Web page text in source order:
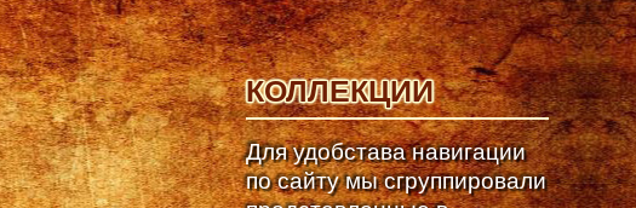
КОЛЛЕКЦИИ
Для удобстава навигации
по сайту мы сгруппировали